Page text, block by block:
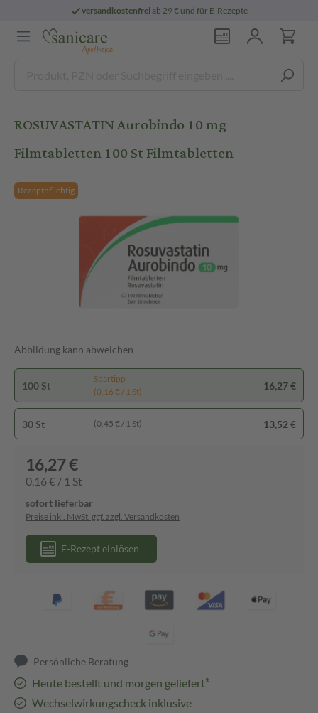
versandkostenfreiab 29 € und für E-Rezepte
ROSUVASTATIN Aurobindo 10 mg
Filmtabletten 100 St Filmtabletten
Rezeptpflichtig
Abbildung kann abweichen
100 St
Spartipp
(0,16 € / 1 St)
16,27 €
30 St (0,45 € / 1 St) 13,52 €
16,27 €
0,16 € / 1 St
sofort lieferbar
Preise inkl. MwSt. ggf. zzgl. Versandkosten
E-Rezept einlösen
Persönliche Beratung
Heute bestellt und morgen geliefert³
Wechselwirkungscheck inklusive